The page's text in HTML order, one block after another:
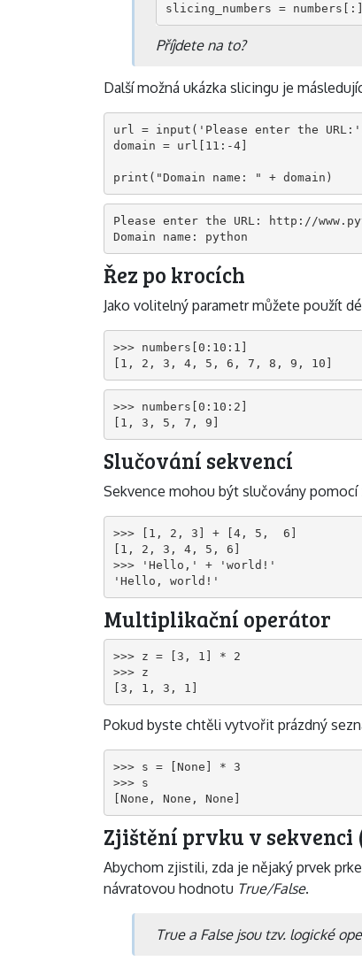
slicing_numbers = numbers[:]
Příjdete na to?
Další možná ukázka slicingu je
url = input('Please enter the
domain = url[11:-4]
print("Domain name: " + domain)
Please enter the URL: http://
Domain name: python
Řez po krocích
Jako volitelný parametr můžete použít
>>> numbers[0:10:1]
[1, 2, 3, 4, 5, 6, 7, 8, 9, 10]
>>> numbers[0:10:2]
[1, 3, 5, 7, 9]
Slučování sekvencí
Sekvence mohou být slučovány pomocí
>>> [1, 2, 3] + [4, 5,  6]
[1, 2, 3, 4, 5, 6]
>>> 'Hello,' + 'world!'
'Hello, world!'
Multiplikační operátor
>>> z = [3, 1] * 2
>>> z
[3, 1, 3, 1]
Pokud byste chtěli vytvořit prázdný
>>> s = [None] * 3
>>> s
[None, None, None]
Zjištění prvku v sekvenci
Abychom zjistili, zda je nějaký prvek
návratovou hodnotu True/False.
True a False jsou tzv. logické